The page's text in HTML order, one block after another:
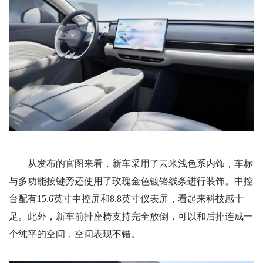
从发布的官图来看，新车采用了云米浅色系内饰，车标
与多功能按键旁还使用了玫瑰金色镀铬线条进行装饰。中控
台配有15.6英寸中控屏和8.8英寸仪表屏，看起来科技感十
足。此外，新车前排座椅支持完全放倒，可以和后排连成一
个纯平的空间，空间表现不错。